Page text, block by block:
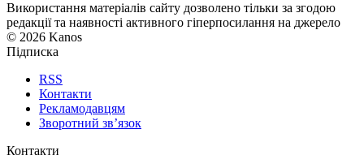
Використання матеріалів сайту дозволено тільки за згодою
редакції та наявності активного гіперпосилання на джерело
© 2026 Kanos
Підписка
RSS
Контакти
Рекламодавцям
Зворотний зв’язок
Контакти